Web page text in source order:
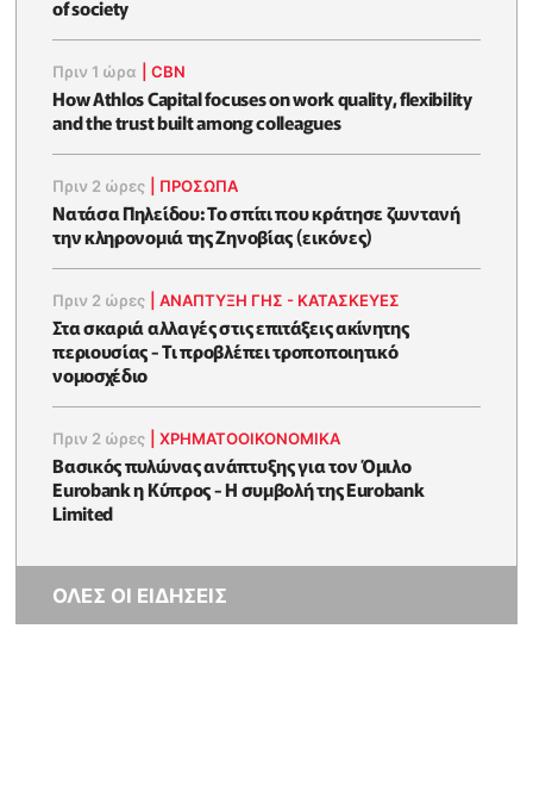
of society
Πριν 1 ώρα |CBN
How Athlos Capital focuses on work quality, flexibility
and the trust built among colleagues
Πριν 2 ώρες ΠΡΟΣΩΠΑ
Νατάσα Πηλείδου: Το σπίτι που κράτησε ζωντανή
την κληρονομιά της Ζηνοβίας (εικόνες)
Πριν 2 ώρες |ΑΝΑΠΤΥΞΗ ΓΗΣ - ΚΑΤΑΣΚΕΥΕΣ
Στα σκαριά αλλαγές στις επιτάξεις ακίνητης
περιουσίας - Τι προβλέπει τροποποιητικό
νομοσχέδιο
Πριν 2 ώρες |ΧΡΗΜΑΤΟΟΙΚΟΝΟΜΙΚΆ
Βασικός πυλώνας ανάπτυξης για τον Όμιλο
Eurobank η Κύπρος - Η συμβολή της Eurobank
Limited
ΟΛΕΣ ΟΙ ΕΙΔΗΣΕΙΣ